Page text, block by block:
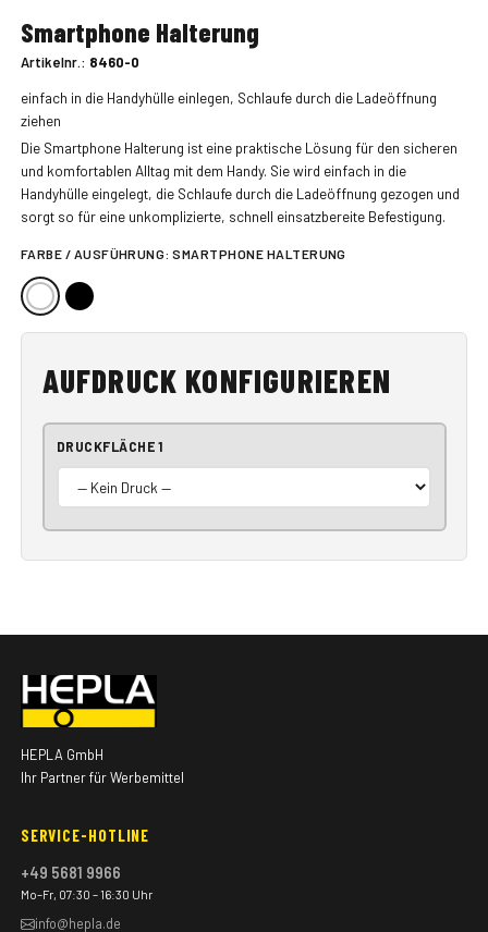
Smartphone Halterung
Artikelnr.: 8460-0
einfach in die Handyhülle einlegen, Schlaufe durch die Ladeöffnung
ziehen
Die Smartphone Halterung ist eine praktische Lösung für den sicheren
und komfortablen Alltag mit dem Handy. Sie wird einfach in die
Handyhülle eingelegt, die Schlaufe durch die Ladeöffnung gezogen und
sorgt so für eine unkomplizierte, schnell einsatzbereite Befestigung.
FARBE / AUSFÜHRUNG:SMARTPHONE HALTERUNG
AUFDRUCK KONFIGURIEREN
DRUCKFLÄCHE 1
HEPLA GmbH
Ihr Partner für Werbemittel
SERVICE-HOTLINE
+49 5681 9966
Mo–Fr, 07:30 – 16:30 Uhr
info@hepla.de